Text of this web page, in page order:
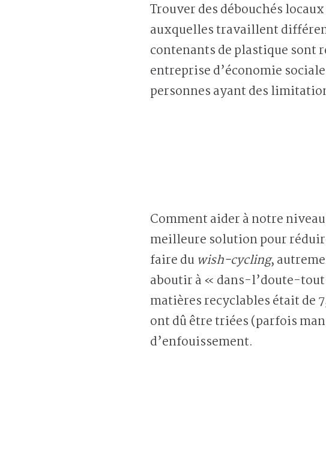
Trouver des débouchés
auxquelles travaillent
contenants de plastique sont
entreprise d’économie
personnes ayant des
Comment aider à notre
meilleure solution pour
faire du wish-cycling,
aboutir à « dans-l’doute-
matières recyclables était de
ont dû être triées (parfois
d’enfouissement.